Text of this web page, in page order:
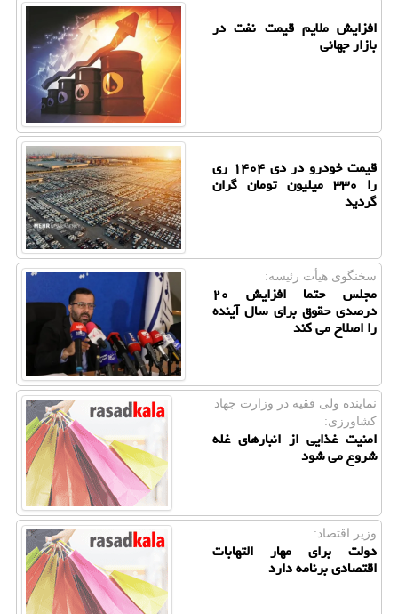
افزایش ملایم قیمت نفت در
بازار جهانی
قیمت خودرو در دی ۱۴۰۴ ری
را ۳۳۰ میلیون تومان گران
گردید
سخنگوی هیأت رئیسه:
مجلس حتما افزایش ۲۰
درصدی حقوق برای سال آینده
را اصلاح می کند
نماینده ولی فقیه در وزارت جهاد
كشاورزی:
امنیت غذایی از انبارهای غله
شروع می شود
وزیر اقتصاد:
دولت برای مهار التهابات
اقتصادی برنامه دارد